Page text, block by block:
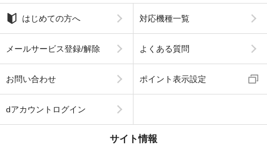
はじめての方へ 対応機種一覧
メールサービス登録/解除 よくある質問
お問い合わせ ポイント表示設定
dアカウントログイン
サイト情報